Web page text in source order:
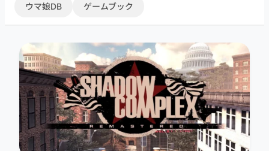
ウマ娘DB ゲームブック